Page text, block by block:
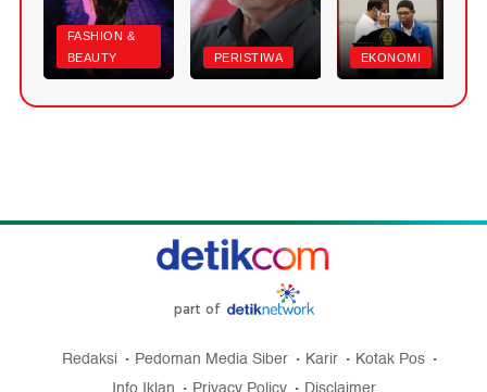
FASHION &
BEAUTY
PERISTIWA EKONOMI
part of
Redaksi Pedoman Media Siber Karir
Kotak Pos